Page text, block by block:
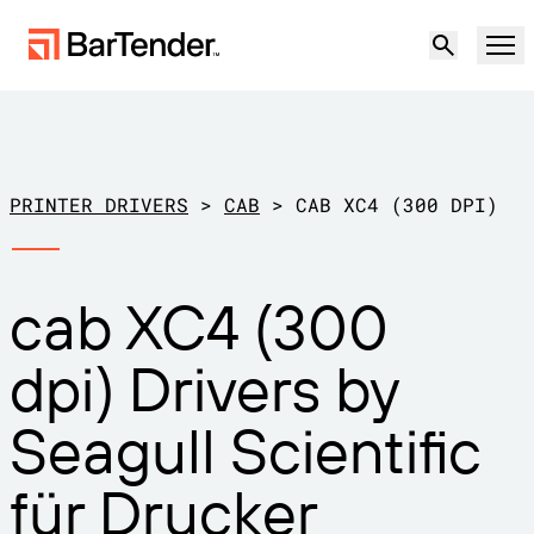
BarTender-Etikettierung
ETIKETTIERFUNKTIONEN
Gestalten
Lösungen
NACH ANWENDUNGSFALL
Produktion
Lager
Einzelhandel
Transport und Logistik
Druckertreiber herunterladen
Support-Pläne
Partner
Partner werden
Support
Support-Center
Kostenlos
PRINTER DRIVERS > CAB > CAB XC4 (300 DPI)
cab XC4 (300
dpi) Drivers by
Seagull Scientific
für Drucker